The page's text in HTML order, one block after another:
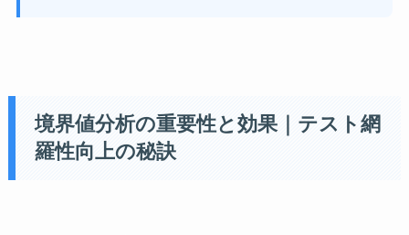
境界値分析の重要性と効果｜テスト網
羅性向上の秘訣